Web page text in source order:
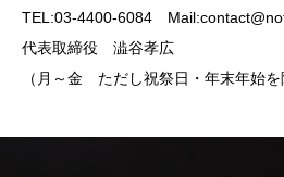
TEL:03-4400-6084
代表取締役 澁谷孝広
（月～金 ただし祝祭日・年末年始